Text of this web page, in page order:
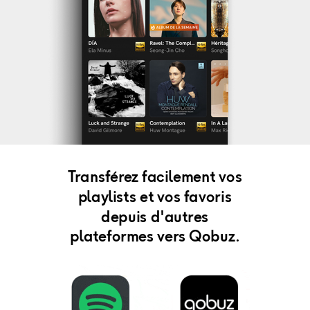
Transférez facilement vos
playlists et vos favoris
depuis d'autres
plateformes vers Qobuz.